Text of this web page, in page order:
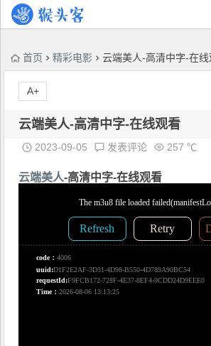
首页 精彩电影 云端美人-高清中字-在线
云端美人-高清中字-在线观看
2023-09-05 发表评论 257 ℃
云端美人-高清中字-在线观看
A+